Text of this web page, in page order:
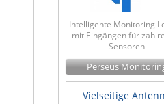
Intelligente Monitoring
mit Eingängen für
Sensoren
Perseus
Vielseitige